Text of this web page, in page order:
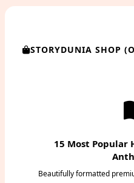
STORYDUNIA SHOP
15 Most Popular
Beautifully formatted